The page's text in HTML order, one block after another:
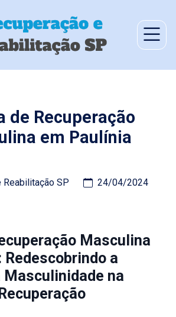
de Recuperação
em Paulínia
Reabilitação SP 24/04/2024
Masculina
Redescobrindo a
Masculinidade na